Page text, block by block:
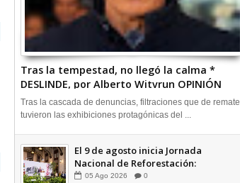
Tras la tempestad, no llegó la calma *
DESLINDE, por Alberto Witvrun OPINIÓN
Tras la cascada de denuncias, filtraciones que de remate
tuvieron las exhibiciones protagónicas del ...
El 9 de agosto inicia Jornada
Nacional de Reforestación:
presidenta Sheinbaum +Video
05 Ago 2026 0